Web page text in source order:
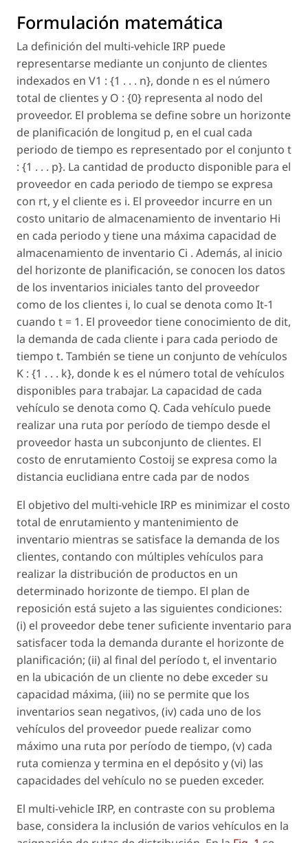
Formulación matemática
La definición del multi-vehicle IRP puede
representarse mediante un conjunto de clientes
indexados en V1 : {1 . . . n}, donde n es el número
total de clientes y O : {0} representa al nodo del
proveedor. El problema se define sobre un horizonte
de planificación de longitud p, en el cual cada
periodo de tiempo es representado por el conjunto t
: {1 . . . p}. La cantidad de producto disponible para el
proveedor en cada periodo de tiempo se expresa
con rt, y el cliente es i. El proveedor incurre en un
costo unitario de almacenamiento de inventario Hi
en cada periodo y tiene una máxima capacidad de
almacenamiento de inventario Ci . Además, al inicio
del horizonte de planificación, se conocen los datos
de los inventarios iniciales tanto del proveedor
como de los clientes i, lo cual se denota como It−1
cuando t = 1. El proveedor tiene conocimiento de dit,
la demanda de cada cliente i para cada periodo de
tiempo t. También se tiene un conjunto de vehículos
K : {1 . . . k}, donde k es el número total de vehículos
disponibles para trabajar. La capacidad de cada
vehículo se denota como Q. Cada vehículo puede
realizar una ruta por período de tiempo desde el
proveedor hasta un subconjunto de clientes. El
costo de enrutamiento Costoij se expresa como la
distancia euclidiana entre cada par de nodos
El objetivo del multi-vehicle IRP es minimizar el costo
total de enrutamiento y mantenimiento de
inventario mientras se satisface la demanda de los
clientes, contando con múltiples vehículos para
realizar la distribución de productos en un
determinado horizonte de tiempo. El plan de
reposición está sujeto a las siguientes condiciones:
(i) el proveedor debe tener suficiente inventario para
satisfacer toda la demanda durante el horizonte de
planificación; (ii) al final del período t, el inventario
en la ubicación de un cliente no debe exceder su
capacidad máxima, (iii) no se permite que los
inventarios sean negativos, (iv) cada uno de los
vehículos del proveedor puede realizar como
máximo una ruta por período de tiempo, (v) cada
ruta comienza y termina en el depósito y (vi) las
capacidades del vehículo no se pueden exceder.
El multi-vehicle IRP, en contraste con su problema
base, considera la inclusión de varios vehículos en la